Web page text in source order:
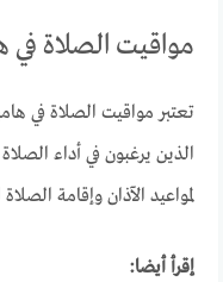
مواقيت الصلاة في
تعتبر مواقيت الصلاة في
الذين يرغبون في أداء
لمواعيد الآذان وإقامة
إقرأ أيضا: